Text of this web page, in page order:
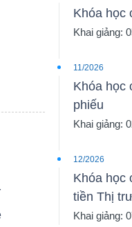
Khóa học
Khai giảng:
11/2026
Khóa học
phiếu
Khai giảng:
12/2026
Khóa học
tiền Thị
Khai giảng: